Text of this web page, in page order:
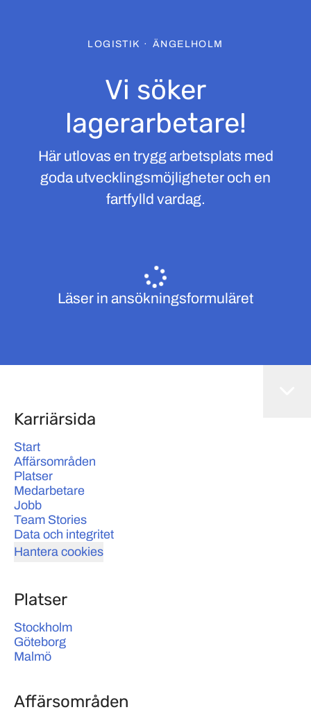
LOGISTIK · ÄNGELHOLM
Vi söker
lagerarbetare!
Här utlovas en trygg arbetsplats med
goda utvecklingsmöjligheter och en
fartfylld vardag.
Läser in ansökningsformuläret
Karriärsida
Start
Affärsområden
Platser
Medarbetare
Jobb
Team Stories
Data och integritet
Hantera cookies
Platser
Stockholm
Göteborg
Malmö
Affärsområden